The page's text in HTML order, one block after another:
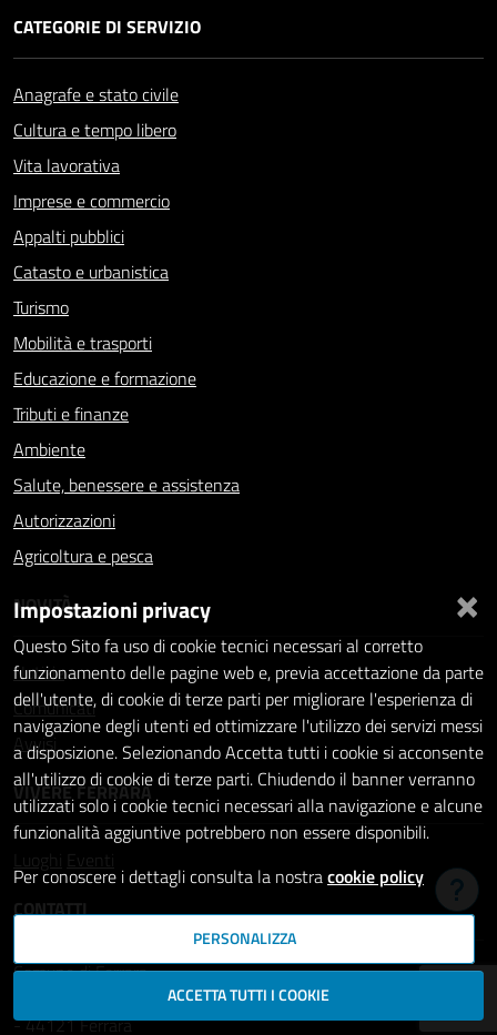
CATEGORIE DI SERVIZIO
Anagrafe e stato civile
Cultura e tempo libero
Vita lavorativa
Imprese e commercio
Appalti pubblici
Catasto e urbanistica
Turismo
Mobilità e trasporti
Educazione e formazione
Tributi e finanze
Ambiente
Salute, benessere e assistenza
Autorizzazioni
Agricoltura e pesca
NOVITÀ
Notizie
Comunicati
Avvisi
VIVERE FERRARA
Luoghi
Eventi
CONTATTI
Comune di Ferrara
Piazza del Municipio, 2
- 44121 Ferrara
×
Impostazioni privacy
Questo Sito fa uso di cookie tecnici necessari al corretto
funzionamento delle pagine web e, previa accettazione da parte
dell'utente, di cookie di terze parti per migliorare l'esperienza di
navigazione degli utenti ed ottimizzare l'utilizzo dei servizi messi
a disposizione. Selezionando Accetta tutti i cookie si acconsente
all'utilizzo di cookie di terze parti. Chiudendo il banner verranno
utilizzati solo i cookie tecnici necessari alla navigazione e alcune
funzionalità aggiuntive potrebbero non essere disponibili.
Per conoscere i dettagli consulta la nostracookie policy
PERSONALIZZA
ACCETTA TUTTI I COOKIE
Hai